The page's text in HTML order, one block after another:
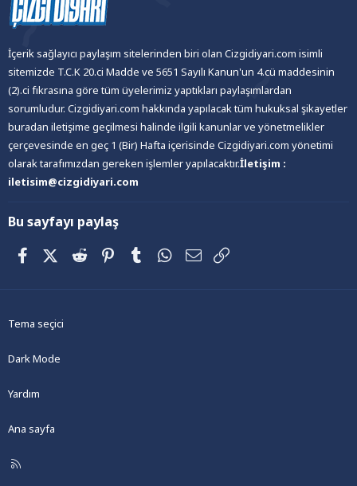
İçerik sağlayıcı paylaşım sitelerinden biri olan Cizgidiyari.com isimli
sitemizde T.C.K 20.ci Madde ve 5651 Sayılı Kanun'un 4.cü maddesinin
(2).ci fıkrasına göre tüm üyelerimiz yaptıkları paylaşımlardan
sorumludur. Cizgidiyari.com hakkında yapılacak tüm hukuksal şikayetler
buradan iletişime geçilmesi halinde ilgili kanunlar ve yönetmelikler
çerçevesinde en geç 1 (Bir) Hafta içerisinde Cizgidiyari.com yönetimi
olarak tarafımızdan gereken işlemler yapılacaktır.İletişim :
iletisim@cizgidiyari.com
Bu sayfayı paylaş
FacebookX (Twitter)
Reddit PinterestTumblrWhatsApp
E-posta
Tema seçici
Dark Mode
Yardım
Ana sayfa
R